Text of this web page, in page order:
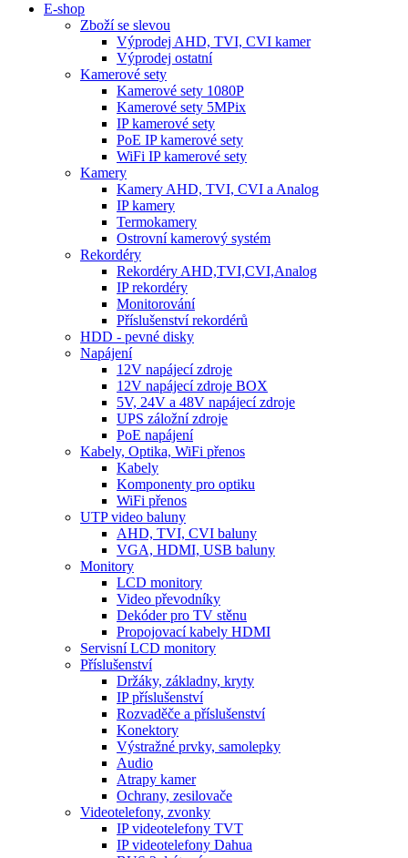
E-shop
Zboží se slevou
Výprodej AHD, TVI, CVI kamer
Výprodej ostatní
Kamerové sety
Kamerové sety 1080P
Kamerové sety 5MPix
IP kamerové sety
PoE IP kamerové sety
WiFi IP kamerové sety
Kamery
Kamery AHD, TVI, CVI a Analog
IP kamery
Termokamery
Ostrovní kamerový systém
Rekordéry
Rekordéry AHD,TVI,CVI,Analog
IP rekordéry
Monitorování
Příslušenství rekordérů
HDD - pevné disky
Napájení
12V napájecí zdroje
12V napájecí zdroje BOX
5V, 24V a 48V napájecí zdroje
UPS záložní zdroje
PoE napájení
Kabely, Optika, WiFi přenos
Kabely
Komponenty pro optiku
WiFi přenos
UTP video baluny
AHD, TVI, CVI baluny
VGA, HDMI, USB baluny
Monitory
LCD monitory
Video převodníky
Dekóder pro TV stěnu
Propojovací kabely HDMI
Servisní LCD monitory
Příslušenství
Držáky, základny, kryty
IP příslušenství
Rozvaděče a příslušenství
Konektory
Výstražné prvky, samolepky
Audio
Atrapy kamer
Ochrany, zesilovače
Videotelefony, zvonky
IP videotelefony TVT
IP videotelefony Dahua